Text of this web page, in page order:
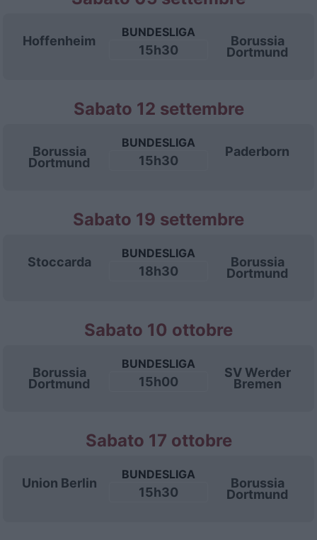
Hoffenheim
BUNDESLIGA
15h30
Borussia
Dortmund
Sabato 12 settembre
Borussia
Dortmund
BUNDESLIGA
15h30
Paderborn
Sabato 19 settembre
Stoccarda
BUNDESLIGA
18h30
Borussia
Dortmund
Sabato 10 ottobre
Borussia
Dortmund
BUNDESLIGA
15h00
SV Werder
Bremen
Sabato 17 ottobre
Union Berlin
BUNDESLIGA
15h30
Borussia
Dortmund